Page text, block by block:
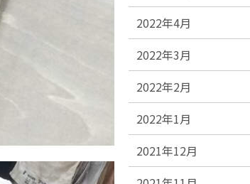
2022年4月
2022年3月
2022年2月
2022年1月
2021年12月